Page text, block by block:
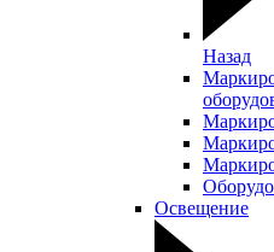
Назад
Освещение